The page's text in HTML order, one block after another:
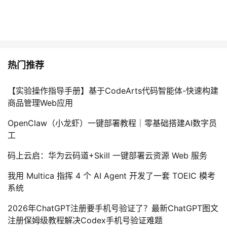
热门推荐
【实验操作指导手册】基于CodeArts代码智能体-快速构建
商品管理Web应用
OpenClaw（小龙虾）一键部署教程｜零基础搭建AI数字员
工
码上云启：华为云码道+Skill 一键部署云资源 Web 服务
我用 Multica 指挥 4 个 AI Agent 开发了一套 TOEIC 模考
系统
2026年ChatGPT注册要手机号验证了？最新ChatGPT图文
注册保姆级教程解决Codex手机号验证难题